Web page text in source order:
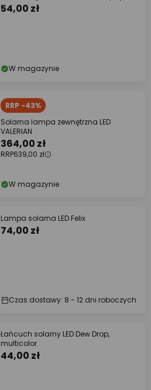
54,00 zł
W magazynie
RRP -43%
Solarna lampa zewnętrzna LED
VALERIAN
364,00 zł
RRP639,00 zł
W magazynie
Lampa solarna LED Felix
74,00 zł
Czas dostawy: 8 - 12 dni roboczych
Łańcuch solarny LED Dew Drop,
multicolor
44,00 zł